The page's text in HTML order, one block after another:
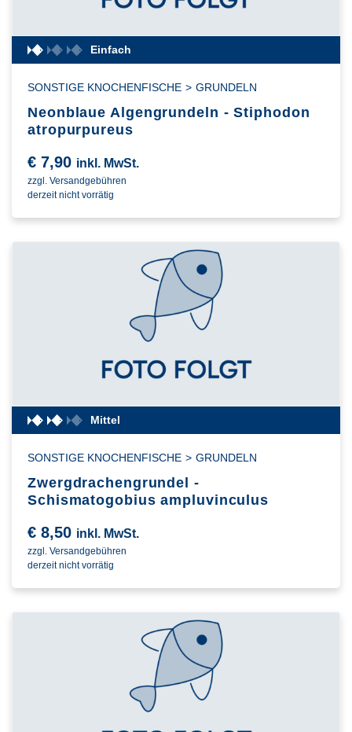
Einfach
SONSTIGE KNOCHENFISCHE > GRUNDELN
Neonblaue Algengrundeln - Stiphodon
atropurpureus
€ 7,90 inkl. MwSt.
zzgl. Versandgebühren
derzeit nicht vorrätig
Mittel
SONSTIGE KNOCHENFISCHE > GRUNDELN
Zwergdrachengrundel -
Schismatogobius ampluvinculus
€ 8,50 inkl. MwSt.
zzgl. Versandgebühren
derzeit nicht vorrätig